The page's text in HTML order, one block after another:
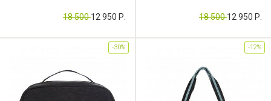
Артикул: CB000053047
18 50012 950 Р.
Артикул: CB000053046
18 50012 950 Р.
-30% -12%